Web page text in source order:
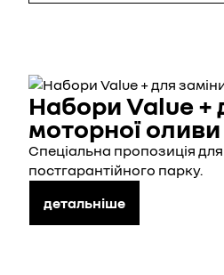
Набори Value +
моторної оливи
Спеціальна пропозиція
постгарантійного парку.
детальніше